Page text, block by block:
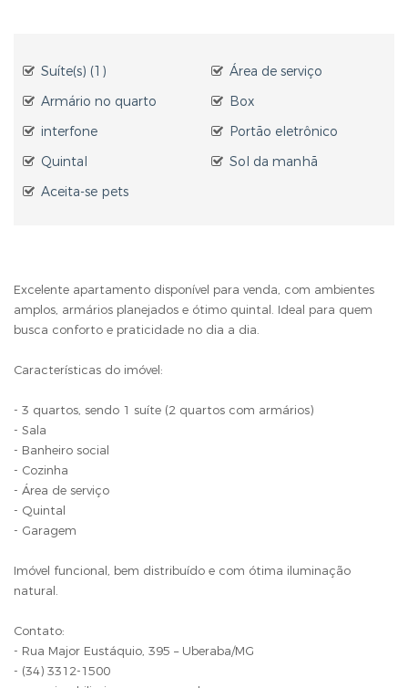
Suíte(s) (1)
Área de serviço
Armário no quarto
Box
interfone
Portão eletrônico
Quintal
Sol da manhã
Aceita-se pets
Excelente apartamento disponível para venda, com ambientes
amplos, armários planejados e ótimo quintal. Ideal para quem
busca conforto e praticidade no dia a dia.
Características do imóvel:
- 3 quartos, sendo 1 suíte (2 quartos com armários)
- Sala
- Banheiro social
- Cozinha
- Área de serviço
- Quintal
- Garagem
Imóvel funcional, bem distribuído e com ótima iluminação
natural.
Contato:
- Rua Major Eustáquio, 395 – Uberaba/MG
- (34) 3312-1500